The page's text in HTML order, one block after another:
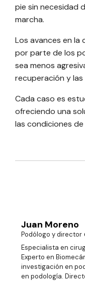
pie sin necesidad
marcha.
Los avances en la
por parte de los
sea menos
recuperación y
Cada caso es
ofreciendo una
las condiciones
Juan Moreno
Podólogo y director
Especialista en
Experto en
investigación en
en podología.